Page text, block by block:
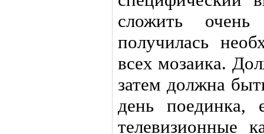
сложить
получилась
всех мозаика.
затем должна
день поединка,
телевизионные